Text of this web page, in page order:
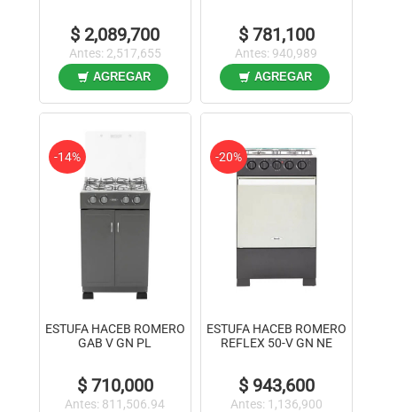
Antes: 2,517,655
$ 2,089,700
AGREGAR
Antes: 940,989
$ 781,100
AGREGAR
ESTUFA HACEB ROMERO
GAB V GN PL
Antes: 811,506.94
-14%
$ 710,000
ESTUFA HACEB ROMERO
REFLEX 50-V GN NE
Antes: 1,136,900
-20%
$ 943,600